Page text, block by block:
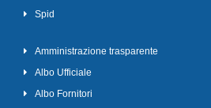
Spid
Amministrazione trasparente
Albo Ufficiale
Albo Fornitori